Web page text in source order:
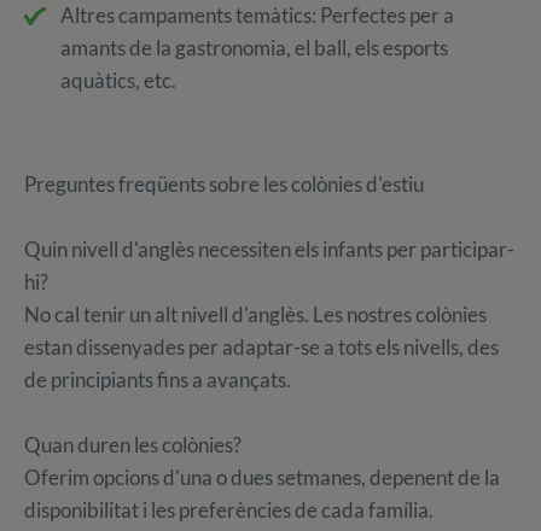
Altres campaments temàtics: Perfectes per a
amants de la gastronomia, el ball, els esports
aquàtics, etc.
Preguntes freqüents sobre les colònies d'estiu
Quin nivell d'anglès necessiten els infants per participar-
hi?
No cal tenir un alt nivell d'anglès. Les nostres colònies
estan dissenyades per adaptar-se a tots els nivells, des
de principiants fins a avançats.
Quan duren les colònies?
Oferim opcions d'una o dues setmanes, depenent de la
disponibilitat i les preferències de cada família.